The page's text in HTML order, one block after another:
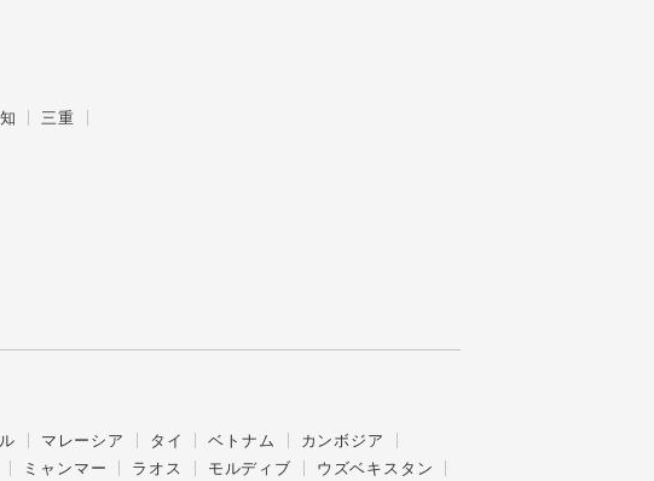
三重
マレーシア タイ ベトナム
カンボジア
ミャンマー ラオス モルディブ
ウズベキスタン